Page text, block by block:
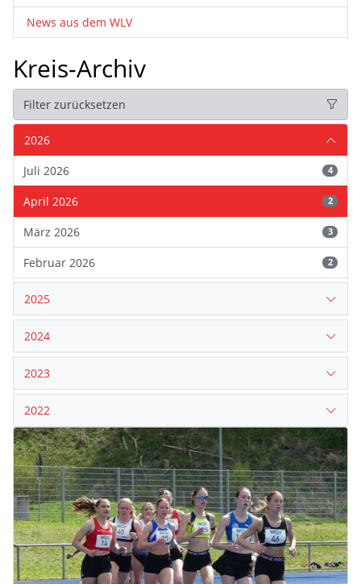
News aus dem WLV
Kreis-Archiv
Filter zurücksetzen
2026
Juli 2026
4
April 2026 2
März 2026 3
Februar 2026 2
2025
2024
2023
2022